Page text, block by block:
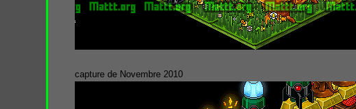
capture de Novembre 2010